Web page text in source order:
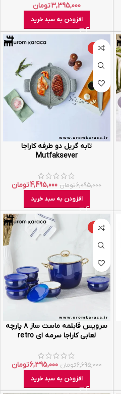
3,395,000تومان
افزودن به سبد خرید
-26%
تابه گریل دو طرفه کاراجا
Mutfaksever
6,095,000تومان 4,495,000تومان
افزودن به سبد خرید
-4%
سرویس قابلمه ماست ساز ۸ پارچه
لعابی کاراجا سرمه ای retro
6,695,000تومان 6,395,000تومان
افزودن به سبد خرید